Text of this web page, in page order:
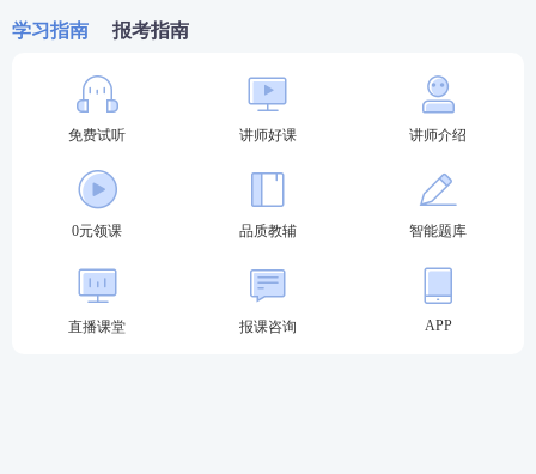
12
0-1
7:0
建设工程 法规及相关知识
午
2:0
建设工程项目管理
学习指南 报考指南
免费试听 讲师好课 讲师介绍
0元领课 品质教辅 智能题库
直播课堂 报课咨询 APP